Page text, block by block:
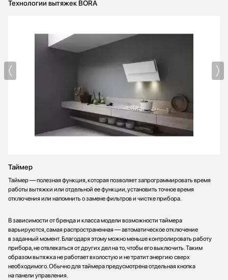
Технологии вытяжек BORA
Таймер
Таймер — полезная функция, которая позволяет запрограммировать время
работы вытяжки или отдельной ее функции, установить точное время
отключения или напомнить о замене фильтров и чистке прибора.
В зависимости от бренда и класса модели возможности таймера
варьируются, самая распространенная — автоматическое отключение
в заданный момент. Благодаря этому можно меньше контролировать работу
прибора, не отвлекаться от других дел на то, чтобы его выключить. Таким
образом вытяжка не работает вхолостую и не тратит энергию сверх
необходимого. Обычно для таймера предусмотрена отдельная кнопка
на панели управления.